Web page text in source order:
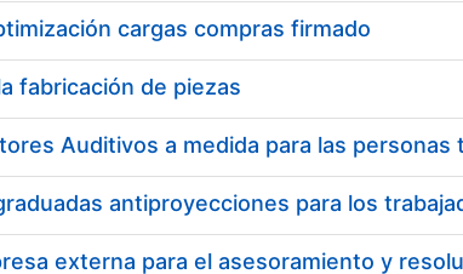
cargas compras firmado
fabricación de piezas